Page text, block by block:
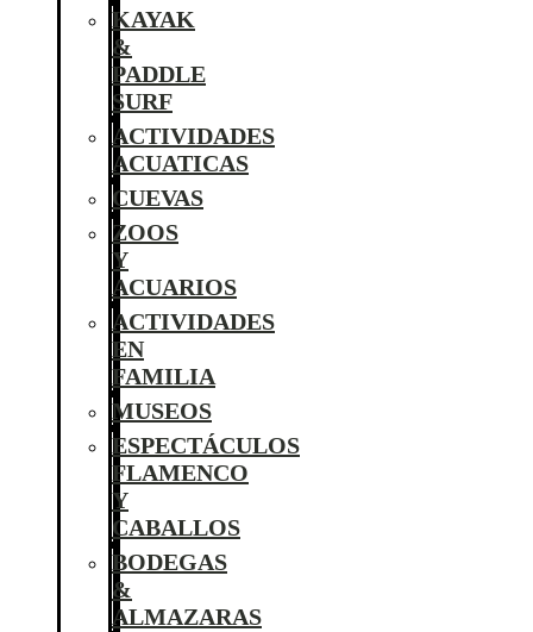
KAYAK
&
PADDLE
SURF
ACTIVIDADES
ACUATICAS
CUEVAS
ZOOS
Y
ACUARIOS
ACTIVIDADES
EN
FAMILIA
MUSEOS
ESPECTÁCULOS
FLAMENCO
Y
CABALLOS
BODEGAS
&
ALMAZARAS